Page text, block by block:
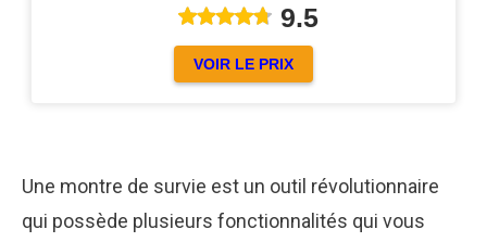
9.5
VOIR LE PRIX
Une montre de survie est un outil révolutionnaire
qui possède plusieurs fonctionnalités qui vous